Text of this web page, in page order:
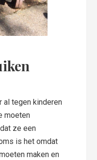
al tegen kinderen
moeten
ze een
is het omdat
maken en